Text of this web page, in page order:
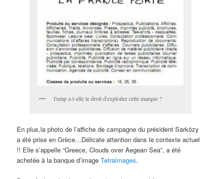
l'ump a-t-elle le droit d'exploiter cette marque ?
En plus,la photo de l’affiche de campagne du président Sarközy
a été prise en Grèce…Délicate attention dans le contexte actuel
!! Elle s’appelle “Greece, Clouds over Aegean Sea”, a été
achetée à la banque d’imageTetraImages.